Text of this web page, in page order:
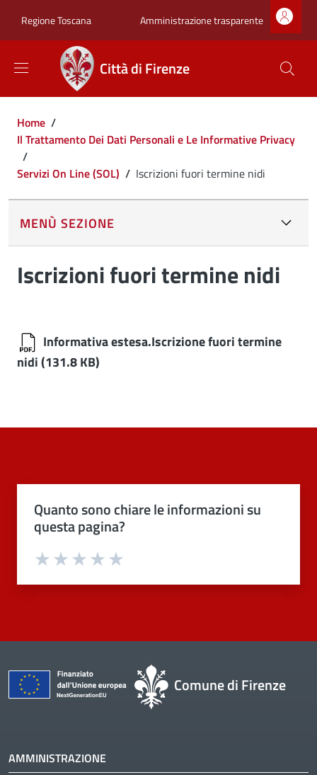
Regione Toscana Zona superiore
Amministrazione trasparente
Città di Firenze
Briciole di pane
Home /
Il Trattamento Dei Dati Personali e Le Informative Privacy
/
Servizi On Line (SOL) / Iscrizioni fuori termine nidi
MENÙ SEZIONE
Iscrizioni fuori termine nidi
Informativa estesa.Iscrizione fuori termine
nidi(131.8 KB)
Quanto sono chiare le informazioni su
questa pagina?
Valuta 4 stelle su 5
Valuta 3 stelle su 5
Valuta 2 stelle su 5
Valuta 1 stelle su 5
Comune di Firenze
AMMINISTRAZIONE